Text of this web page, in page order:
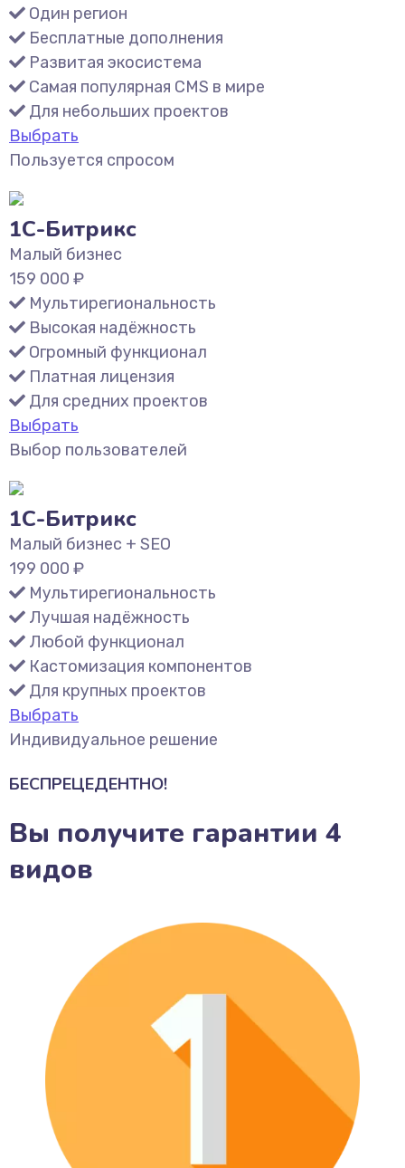
Один регион
Бесплатные дополнения
Развитая экосистема
Самая популярная CMS в мире
Для небольших проектов
Выбрать
Пользуется спросом
1С-Битрикс
Малый бизнес
159 000 ₽
Мультирегиональность
Высокая надёжность
Огромный функционал
Платная лицензия
Для средних проектов
Выбрать
Выбор пользователей
1С-Битрикс
Малый бизнес + SEO
199 000 ₽
Мультирегиональность
Лучшая надёжность
Любой функционал
Кастомизация компонентов
Для крупных проектов
Выбрать
Индивидуальное решение
БЕСПРЕЦЕДЕНТНО!
Вы получите гарантии 4
видов